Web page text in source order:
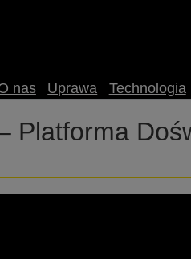
nas Uprawa Technologia
Platforma